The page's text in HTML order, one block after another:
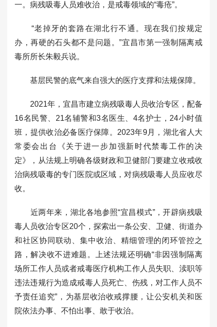
一。病残吸毒人员难收治，是戒毒领域的“毒疮”。
“老掉牙的套路在湖北行不通。现在我们按规定
办，再硬的石头都不是问题。”宜昌市第一强制隔离戒
毒所所长朱毅兵说。
基层民警的底气来自强大的医疗支撑和法规保障。
2021年，宜昌市建立病残吸毒人员收治专区，配备
16名民警、21名辅警和3名医生、4名护士，24小时值
班，提供收治必备医疗保障。2023年9月，湖北省人大
常委会出台《关于进一步加强新时代禁毒工作的决
定》，从法规上明确各级财政和卫健部门要建立收戒收
治病残吸毒的专门医院或区域，对病残吸毒人员应收尽
收。
近两年来，湖北各地参照“宜昌模式”，开辟病残吸
毒人员收治专区20个，探索出一条公安、卫健、街道办
和社区协同联动、集中收治、精细管理的闭环管控之
路，解决收不进难题。上述法规还明确“非因强制隔离
场所工作人员或者戒毒医疗机构工作人员失职、渎职等
违法违规行为造成戒毒人员死亡、伤残，对工作人员不
予责任追究”，为基层收治收戒撑腰，让公安机关和医
院依法办事、不怕出事、敢于收治。